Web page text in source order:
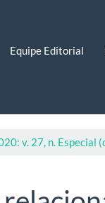
Equipe Editorial
v. 27, n. Especial